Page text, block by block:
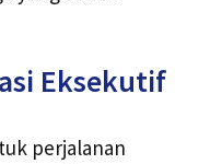
Eksekutif
perjalanan